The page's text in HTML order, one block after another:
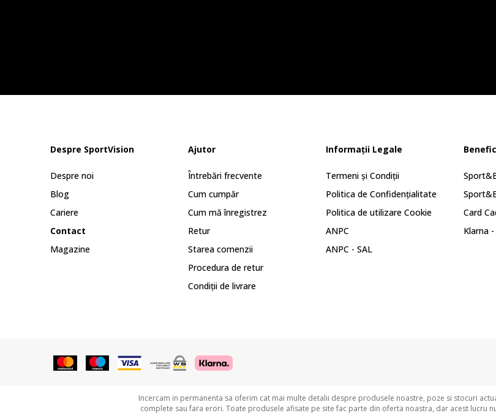
Despre SportVision
Despre noi
Blog
Cariere
Contact
Magazine
Ajutor
Întrebări frecvente
Cum cumpăr
Cum mă înregistrez
Retur
Starea comenzii
Procedura de retur
Condiții de livrare
Informații Legale
Termeni și Condiții
Politica de Confidențialitate
Politica de utilizare Cookie
ANPC
ANPC - SAL
Card
Klarna
Incercam in permanenta sa oferim cat mai multe detalii despre produsele noastre, poze si stocuri
complete sau fara erori. Toate produsele afisate pe site fac parte din oferta noastra, dar acest lucru